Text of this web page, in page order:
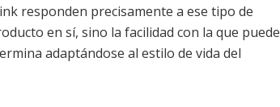
responden precisamente a ese tipo de
en sí, sino la facilidad con la que puede
adaptándose al estilo de vida del